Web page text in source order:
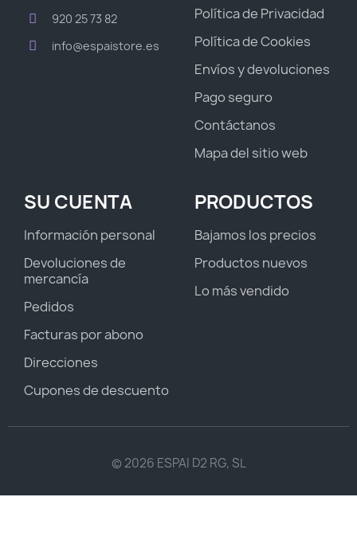
920 25 73 82
info@espaistore.es
Política de Privacidad
Política de Cookies
Envíos y devoluciones
Pago seguro
Contáctanos
Mapa del sitio web
SU CUENTA
Información personal
Devoluciones de
mercancía
Pedidos
Facturas por abono
Direcciones
Cupones de descuento
PRODUCTOS
Bajamos los precios
Productos nuevos
Lo más vendido
© 2026 ESPAI D2 RG, SL